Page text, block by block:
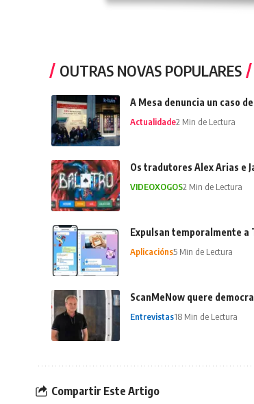
OUTRAS NOVAS POPULARES
A Mesa denuncia un caso
Actualidade2 Min de Lectura
Os tradutores Alex Arias e
VIDEOXOGOS2 Min de Lectura
Expulsan temporalmente a
Aplicacións5 Min de Lectura
ScanMeNow quere
Entrevistas18 Min de Lectura
Compartir Este Artigo